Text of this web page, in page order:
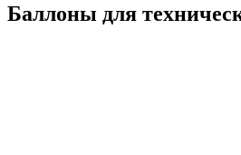
Баллоны для